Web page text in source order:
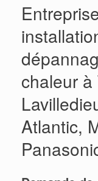
chaleur à
Atlantic,